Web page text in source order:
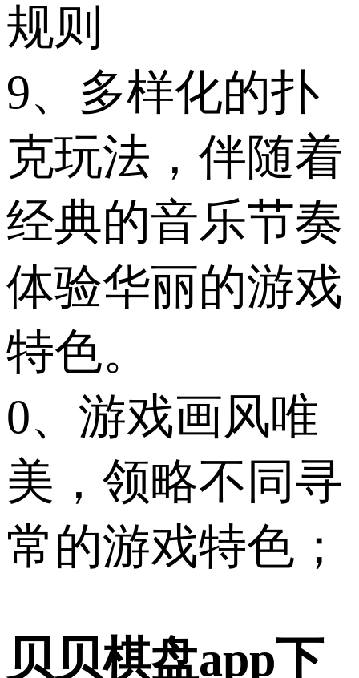
规则
9、多样化的扑
克玩法，伴随着
经典的音乐节奏
体验华丽的游戏
特色。
0、游戏画风唯
美，领略不同寻
常的游戏特色；
贝贝棋盘app下